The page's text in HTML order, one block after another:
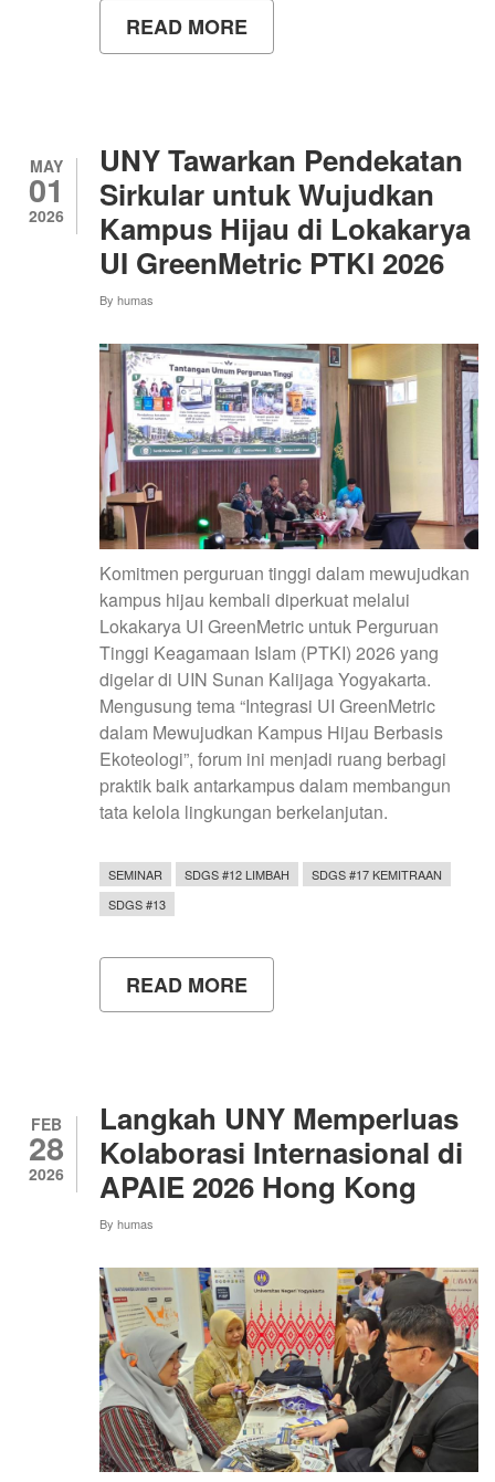
READ MORE
UNY
11TH
ICRIEMS
DAN
THE
8TH
ICE-
ELINVO
MAY
01
2026
UNY Tawarkan Pendekatan
Sirkular untuk Wujudkan
Kampus Hijau di Lokakarya
UI GreenMetric PTKI 2026
By humas
Komitmen perguruan tinggi dalam mewujudkan
kampus hijau kembali diperkuat melalui
Lokakarya UI GreenMetric untuk Perguruan
Tinggi Keagamaan Islam (PTKI) 2026 yang
digelar di UIN Sunan Kalijaga Yogyakarta.
Mengusung tema “Integrasi UI GreenMetric
dalam Mewujudkan Kampus Hijau Berbasis
Ekoteologi”, forum ini menjadi ruang berbagi
praktik baik antarkampus dalam membangun
tata kelola lingkungan berkelanjutan.
SEMINAR SDGS #12 LIMBAH
SDGS #17 KEMITRAAN
SDGS #13
READ MORE
UNY
WUJUDKAN
KAMPUS
HIJAU
DI
LOKAKARYA
UI
2026
FEB
28
2026
Langkah UNY Memperluas
Kolaborasi Internasional di
APAIE 2026 Hong Kong
By humas